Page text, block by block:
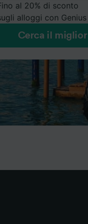
al 20% di sconto
alloggi con Genius
Cerca il